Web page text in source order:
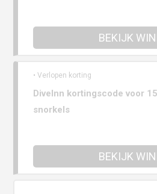
BEKIJK
• Verlopen korting
DiveInn kortingscode voor
snorkels
BEKIJK